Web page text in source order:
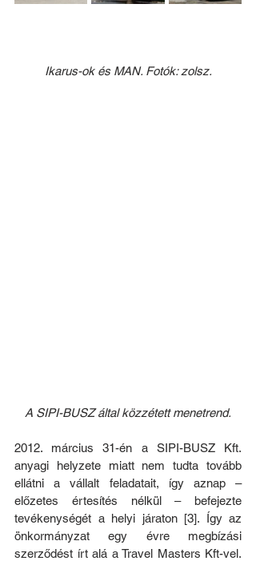
Ikarus-ok és MAN. Fotók: zolsz.
A SIPI-BUSZ által közzétett menetrend.
2012. március 31-én a SIPI-BUSZ Kft.
anyagi helyzete miatt nem tudta tovább
ellátni a vállalt feladatait, így aznap –
előzetes értesítés nélkül – befejezte
tevékenységét a helyi járaton [3]. Így az
önkormányzat egy évre megbízási
szerződést írt alá a Travel Masters Kft-vel.